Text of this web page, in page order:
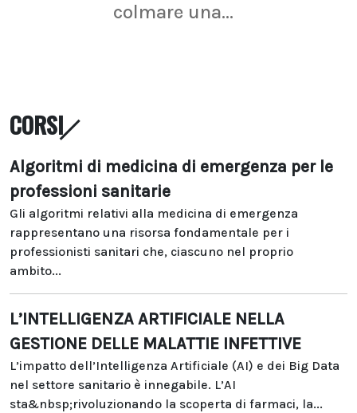
colmare una...
CORSI
Algoritmi di medicina di emergenza per le
professioni sanitarie
Gli algoritmi relativi alla medicina di emergenza
rappresentano una risorsa fondamentale per i
professionisti sanitari che, ciascuno nel proprio
ambito...
L’INTELLIGENZA ARTIFICIALE NELLA
GESTIONE DELLE MALATTIE INFETTIVE
L’impatto dell’Intelligenza Artificiale (AI) e dei Big Data
nel settore sanitario è innegabile. L’AI
sta&nbsp;rivoluzionando la scoperta di farmaci, la...